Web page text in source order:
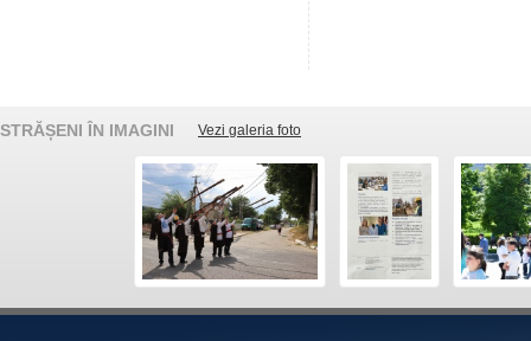
STRĂȘENI ÎN IMAGINI Vezi galeria foto